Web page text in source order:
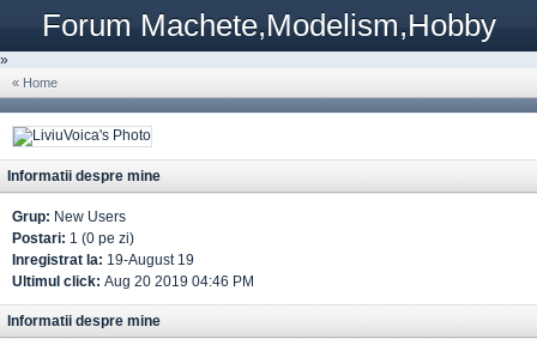
Forum Machete,Modelism,Hobby
»
« Home
Informatii despre mine
Grup: New Users
Postari: 1 (0 pe zi)
Inregistrat la: 19-August 19
Ultimul click: Aug 20 2019 04:46 PM
Informatii despre mine